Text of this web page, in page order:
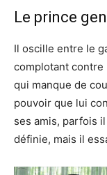
Le prince
Il oscille entre le
complotant
qui manque de
pouvoir que lui
ses amis, parfois
définie, mais il